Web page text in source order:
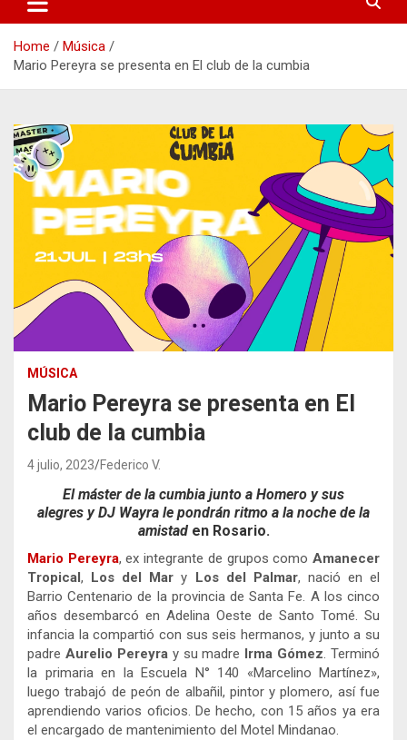
Home
Música
Mario Pereyra se presenta en El club de la cumbia
MÚSICA
Mario Pereyra se presenta en El
club de la cumbia
4 julio, 2023 Federico V.
El máster de la cumbia junto a Homero y sus
alegres yDJ Wayra le pondrán ritmo a la noche de la
amistaden Rosario.
Mario Pereyra, ex integrante de grupos comoAmanecer
Tropical , Los del Mar y Los del Palmar, nació en el
Barrio Centenario de la provincia de Santa Fe. A los cinco
años desembarcó en Adelina Oeste de Santo Tomé. Su
infancia la compartió con sus seis hermanos, y junto a su
padre Aurelio Pereyray su madre Irma Gómez. Terminó
la primaria en la Escuela N° 140 «Marcelino Martínez»,
luego trabajó de peón de albañil, pintor y plomero, así fue
aprendiendo varios oficios. De hecho, con 15 años ya era
el encargado de mantenimiento del Motel Mindanao.